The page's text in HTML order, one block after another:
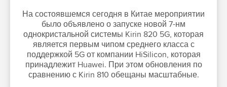
На состоявшемся сегодня в Китае мероприятии
было объявлено о запуске новой 7-нм
однокристальной системы Kirin 820 5G, которая
является первым чипом среднего класса с
поддержкой 5G от компании HiSilicon, которая
принадлежит Huawei. При этом обновления по
сравнению с Kirin 810 обещаны масштабные.